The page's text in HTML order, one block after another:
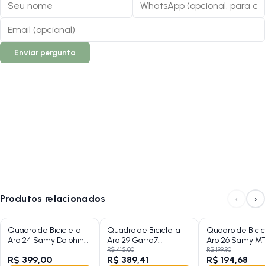
Enviar pergunta
Produtos relacionados ‹ ›
Quadro de Bicicleta
Aro 24 Samy Dolphin
R$ 399,00
Quadro de Bicicleta
Aro 29 Garra7
Hardtrail
R$ 415,00
R$ 389,41
Quadro de
Aro 26 Samy
Masculino
R$ 199,90
R$ 194,68